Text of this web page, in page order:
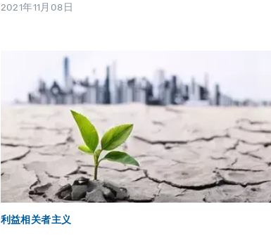
2021年11月08日
利益相关者主义